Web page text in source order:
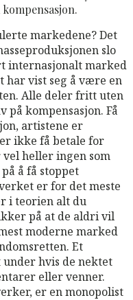
markedene? Det
slo
internasjonalt marked
vist seg å være en
Alle deler fritt uten
kompensasjon. Få
artistene er
ikke få betale for
heller ingen som
å få stoppet
er for det meste
i teorien alt du
på at de aldri vil
moderne marked
Et
under hvis de nektet
eller venner.
er en monopolist